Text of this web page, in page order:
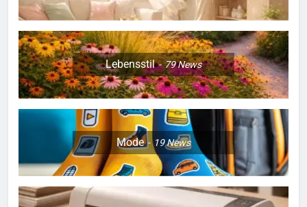
Lebensstil 79News
Mode 19News